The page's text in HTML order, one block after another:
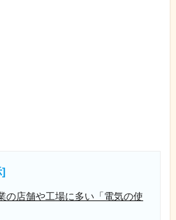
]
の店舗や工場に多い「電気の使